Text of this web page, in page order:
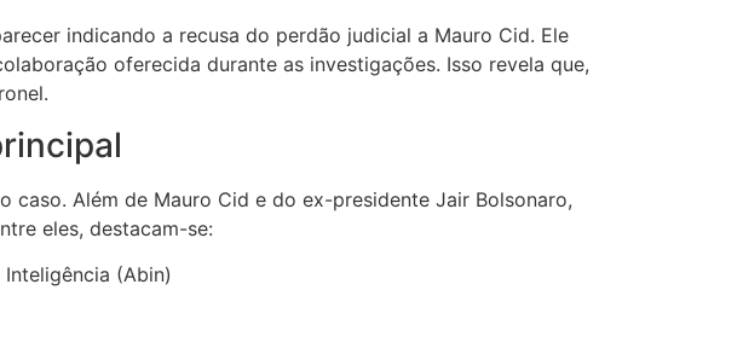
indicando a recusa do perdão judicial a Mauro Cid. Ele
oferecida durante as investigações. Isso revela que,
Além de Mauro Cid e do ex-presidente Jair Bolsonaro,
eles, destacam-se:
(Abin)